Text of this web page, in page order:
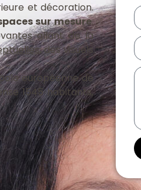
et décoration.
sur mesure.
allant de la
, des visuels
européenne de
1545 habitants,